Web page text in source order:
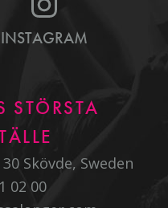
INSTAGRAM
STÖRSTA
Skövde, Sweden
02 00